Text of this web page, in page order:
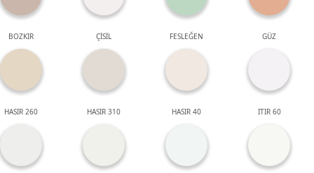
BOZKIR ÇİSİL FESLEĞEN GÜZ
HASIR 260 HASIR 310 HASIR 40 ITIR 60